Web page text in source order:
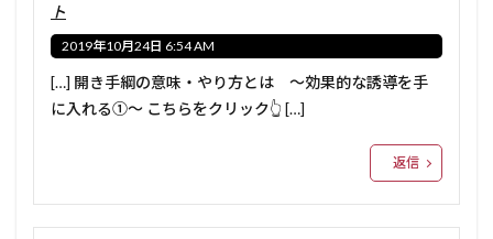
ト
2019年10月24日 6:54 AM
[…] 開き手綱の意味・やり方とは ～効果的な誘導を手
に入れる①～ こちらをクリック👆 […]
返信